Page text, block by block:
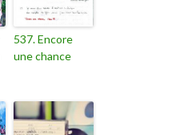
537. Encore
une chance